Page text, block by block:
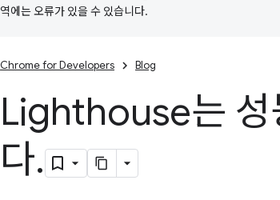
역에는 오류가 있을 수 있습니다.
Chrome for Developers Blog
Lighthouse는 성
다.